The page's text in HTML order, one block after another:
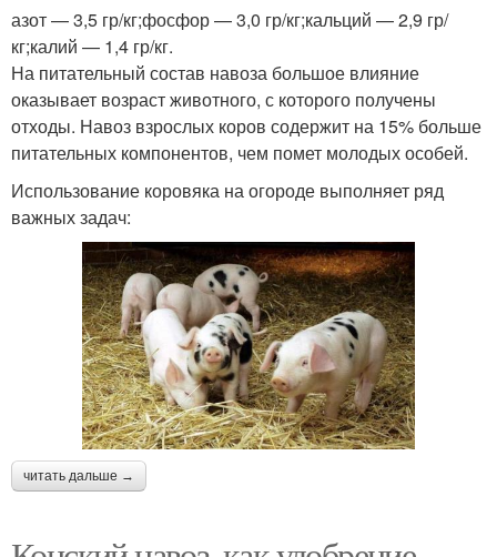
азот — 3,5 гр/кг;фосфор — 3,0 гр/кг;кальций — 2,9 гр/
кг;калий — 1,4 гр/кг.
На питательный состав навоза большое влияние
оказывает возраст животного, с которого получены
отходы. Навоз взрослых коров содержит на 15% больше
питательных компонентов, чем помет молодых особей.
Использование коровяка на огороде выполняет ряд
важных задач:
читать дальше →